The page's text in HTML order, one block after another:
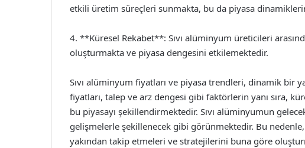
etkili üretim süreçleri sunmakta, bu da piyasa
4. **Küresel Rekabet**: Sıvı alüminyum üreticileri
oluşturmakta ve piyasa dengesini etkilemektedir.
Sıvı alüminyum fiyatları ve piyasa trendleri, dinamik bir
fiyatları, talep ve arz dengesi gibi faktörlerin yanı sıra,
bu piyasayı şekillendirmektedir. Sıvı alüminyumun
gelişmelerle şekillenecek gibi görünmektedir. Bu
yakından takip etmeleri ve stratejilerini buna göre